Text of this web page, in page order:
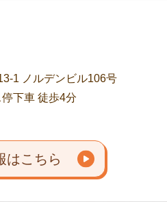
1 ノルデンビル106号
下車 徒歩4分
はこちら